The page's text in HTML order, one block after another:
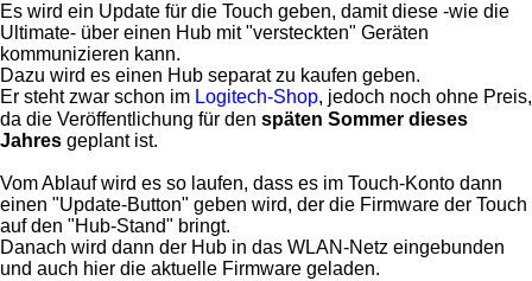
Es wird ein Update für die Touch geben, damit diese -wie die
Ultimate- über einen Hub mit "versteckten" Geräten
kommunizieren kann.
Dazu wird es einen Hub separat zu kaufen geben.
Er steht zwar schon im Logitech-Shop, jedoch noch ohne Preis,
da die Veröffentlichung für den späten Sommer dieses
Jahres geplant ist.
Vom Ablauf wird es so laufen, dass es im Touch-Konto dann
einen "Update-Button" geben wird, der die Firmware der Touch
auf den "Hub-Stand" bringt.
Danach wird dann der Hub in das WLAN-Netz eingebunden
und auch hier die aktuelle Firmware geladen.